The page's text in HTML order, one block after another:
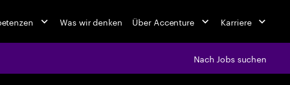
Was wir denken Über Accenture Karriere
Nach Jobs suchen